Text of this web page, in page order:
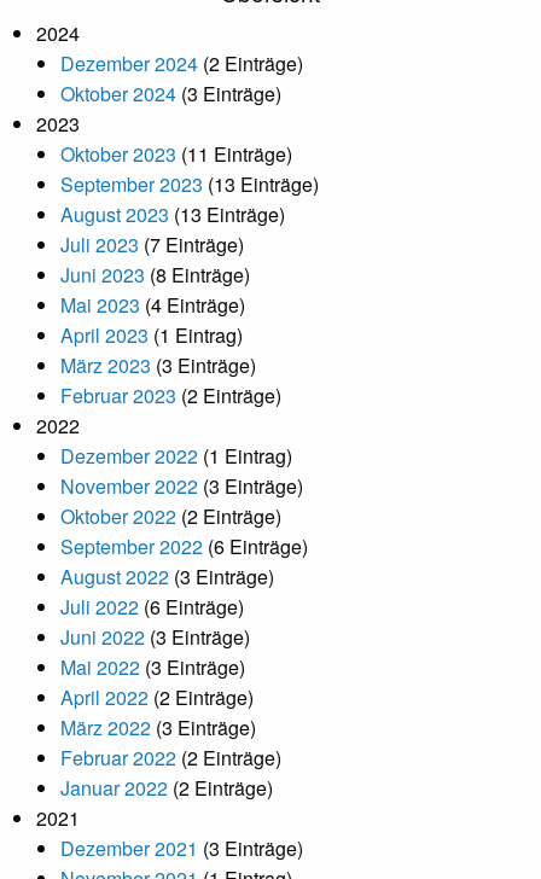
2024
Dezember 2024 (2 Einträge)
Oktober 2024 (3 Einträge)
2023
Oktober 2023 (11 Einträge)
September 2023 (13 Einträge)
August 2023 (13 Einträge)
Juli 2023 (7 Einträge)
Juni 2023 (8 Einträge)
Mai 2023 (4 Einträge)
April 2023 (1 Eintrag)
März 2023 (3 Einträge)
Februar 2023 (2 Einträge)
2022
Dezember 2022 (1 Eintrag)
November 2022 (3 Einträge)
Oktober 2022 (2 Einträge)
September 2022 (6 Einträge)
August 2022 (3 Einträge)
Juli 2022 (6 Einträge)
Juni 2022 (3 Einträge)
Mai 2022 (3 Einträge)
April 2022 (2 Einträge)
März 2022 (3 Einträge)
Februar 2022 (2 Einträge)
Januar 2022 (2 Einträge)
2021
Dezember 2021 (3 Einträge)